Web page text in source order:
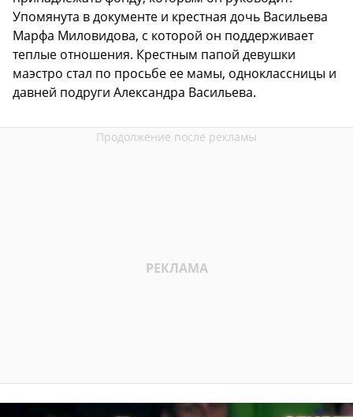
Упомянута в документе и крестная дочь Васильева
Марфа Миловидова, с которой он поддерживает
теплые отношения. Крестным папой девушки
маэстро стал по просьбе ее мамы, одноклассницы и
давней подруги Александра Васильева.